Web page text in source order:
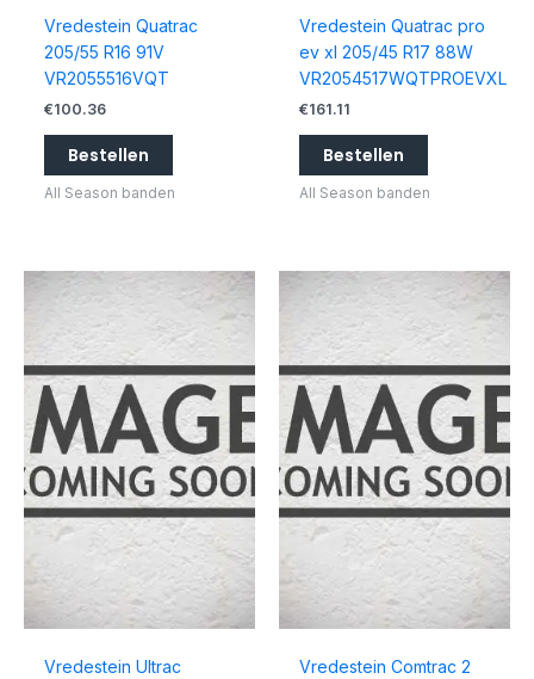
Vredestein Quatrac
205/55 R16 91V
VR2055516VQT
€100.36
Bestellen
All Season banden
Vredestein Quatrac pro
ev xl 205/45 R17 88W
VR2054517WQTPROEVXL
€161.11
Bestellen
All Season banden
Vredestein Ultrac
Vredestein Comtrac 2